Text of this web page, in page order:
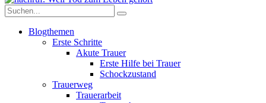
Blogthemen
Erste Schritte
Akute Trauer
Erste Hilfe bei Trauer
Schockzustand
Trauerweg
Trauerarbeit